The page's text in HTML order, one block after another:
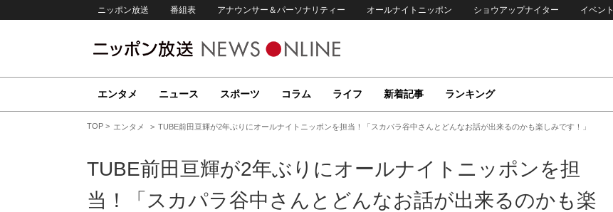
ニッポン放送 番組表 アナウンサー＆パーソナリティー オールナイトニッポン ショウアップナイター イベント
エンタメ ニュース スポーツ コラム ライフ 新着記事 ランキング
TOP エンタメ TUBE前田亘輝が2年ぶりにオールナイトニッポンを担当！「スカパラ谷中さんとどんなお話が出来るのかも楽しみです！」
TUBE前田亘輝が2年ぶりにオールナイトニッポンを担
当！「スカパラ谷中さんとどんなお話が出来るのかも楽